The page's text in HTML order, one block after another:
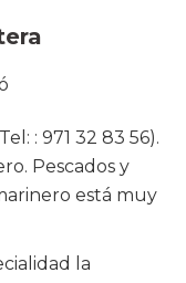
: 971 32 83 56).
Pescados y
está muy
la